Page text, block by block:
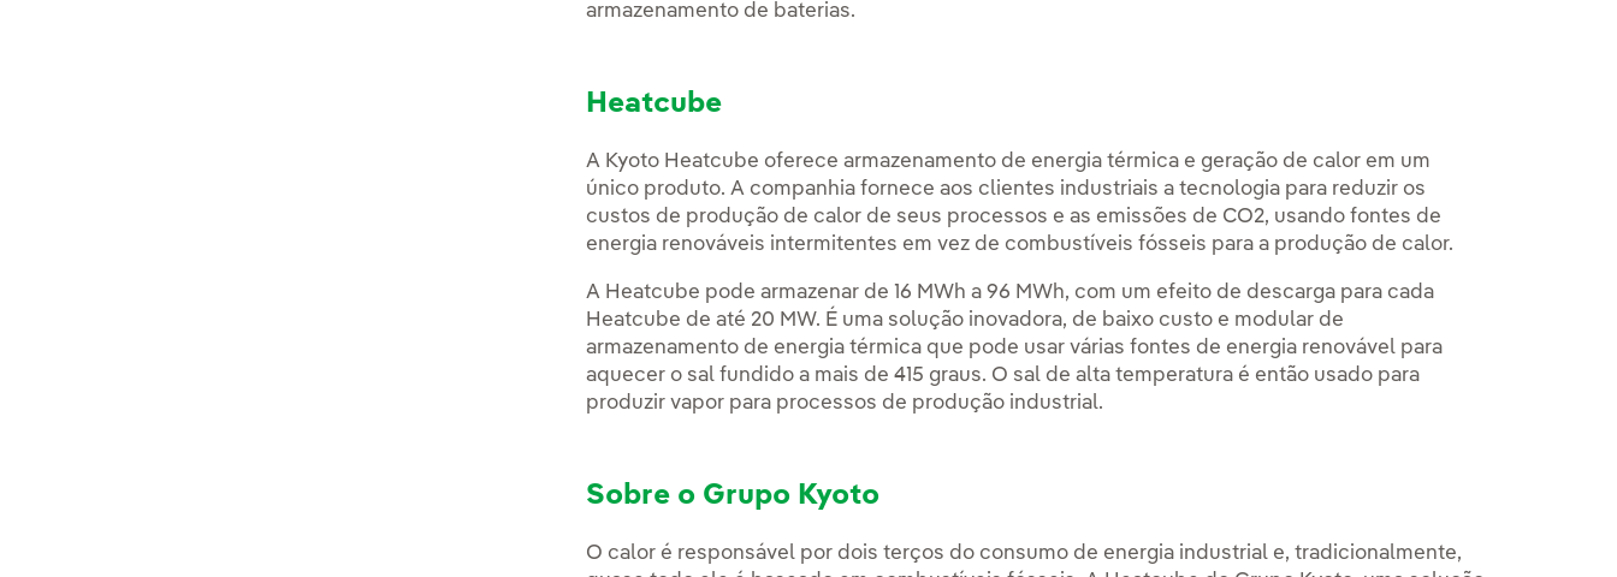
armazenamento de baterias.
Heatcube
A Kyoto Heatcube oferece armazenamento de energia térmica e geração de calor em um
único produto. A companhia fornece aos clientes industriais a tecnologia para reduzir os
custos de produção de calor de seus processos e as emissões de CO2, usando fontes de
energia renováveis intermitentes em vez de combustíveis fósseis para a produção de calor.
A Heatcube pode armazenar de 16 MWh a 96 MWh, com um efeito de descarga para cada
Heatcube de até 20 MW. É uma solução inovadora, de baixo custo e modular de
armazenamento de energia térmica que pode usar várias fontes de energia renovável para
aquecer o sal fundido a mais de 415 graus. O sal de alta temperatura é então usado para
produzir vapor para processos de produção industrial.
Sobre o Grupo Kyoto
O calor é responsável por dois terços do consumo de energia industrial e, tradicionalmente,